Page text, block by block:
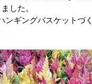
した。
ンギングバスケットづ